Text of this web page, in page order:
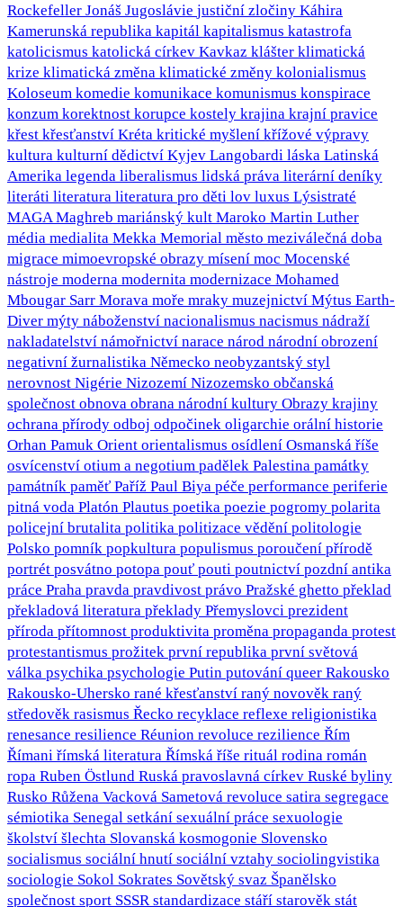
Rockefeller Jonáš Jugoslávie justiční zločiny Káhira
Kamerunská republika kapitál kapitalismus katastrofa
katolicismus katolická církev Kavkaz klášter klimatická
krize klimatická změna klimatické změny kolonialismus
Koloseum komedie komunikace komunismus konspirace
konzum korektnost korupce kostely krajina krajní pravice
křest křesťanství Kréta kritické myšlení křížové výpravy
kultura kulturní dědictví Kyjev Langobardi láska Latinská
Amerika legenda liberalismus lidská práva literární deníky
literáti literatura literatura pro děti lov luxus Lýsistraté
MAGAMaghreb mariánský kult Maroko Martin Luther
média medialita Mekka Memorial město meziválečná doba
migrace mimoevropské obrazy mísení moc Mocenské
nástroje moderna modernita modernizace Mohamed
Mbougar Sarr Morava moře mraky muzejnictví Mýtus Earth-
Diver mýty náboženství nacionalismus nacismus nádraží
nakladatelství námořnictví narace národ národní obrození
negativní žurnalistika Německo neobyzantský styl
nerovnost Nigérie Nizozemí Nizozemsko občanská
společnost obnova obrana národní kultury Obrazy krajiny
ochrana přírody odboj odpočinek oligarchie orální historie
Orhan Pamuk Orient orientalismus osídlení Osmanská říše
osvícenství otium a negotium padělek Palestina památky
památník paměť Paříž Paul Biya péče performance periferie
pitná voda Platón Plautus poetika poezie pogromy polarita
policejní brutalita politika politizace vědění politologie
Polsko pomník popkultura populismus poroučení přírodě
portrét posvátno potopa pouť pouti poutnictví pozdní antika
práce Praha pravda pravdivost právo Pražské ghetto překlad
překladová literatura překlady Přemyslovci prezident
příroda přítomnost produktivita proměna propaganda protest
protestantismus prožitek první republika první světová
válka psychika psychologie Putin putování queer Rakousko
Rakousko-Uhersko rané křesťanství raný novověk raný
středověk rasismus Řecko recyklace reflexe religionistika
renesance resilience Réunion revoluce rezilience Řím
Římani římská literatura Římská říše rituál rodina román
ropa Ruben Östlund Ruská pravoslavná církev Ruské byliny
Rusko Růžena Vacková Sametová revoluce satira segregace
sémiotika Senegal setkání sexuální práce sexuologie
školství šlechta Slovanská kosmogonie Slovensko
socialismus sociální hnutí sociální vztahy sociolingvistika
sociologie Sokol Sokrates Sovětský svaz Španělsko
společnost sport SSSRstandardizace stáří starověk stát